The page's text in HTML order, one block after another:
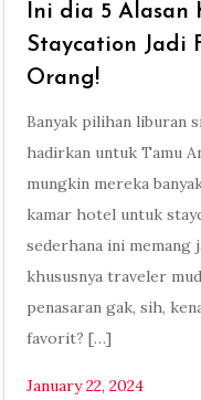
Ini dia 5 Alasan
Staycation Jadi
Orang!
Banyak pilihan liburan
hadirkan untuk Tamu
mungkin mereka
kamar hotel untuk
sederhana ini memang
khususnya traveler
penasaran gak, sih,
favorit? […]
January 22, 2024